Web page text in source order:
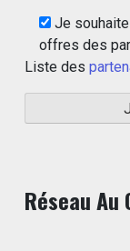
Je
offres des
Liste des
Réseau Au